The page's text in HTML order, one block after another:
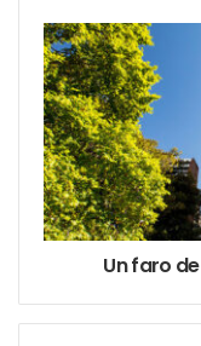
El ganador de la
nominado
representando a
Mundial de La
celebrará en
Un faro